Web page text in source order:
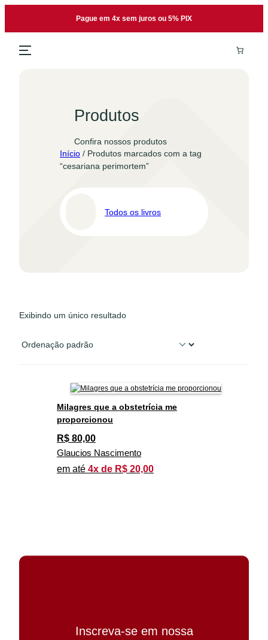
o
Pague em 4x sem juros ou 5% PIX
Produtos
Confira nossos produtos
Início / Produtos marcados com a tag
“cesariana perimortem”
Todos os livros
Exibindo um único resultado
Milagres que a obstetrícia me
proporcionou
R$ 80,00
Glaucios Nascimento
em até 4x de R$ 20,00
Inscreva-se em nossa